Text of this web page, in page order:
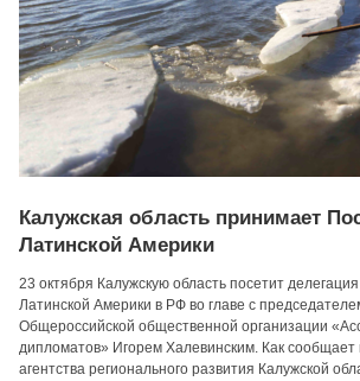
Калужская область принимает
Латинской Америки
23 октября Калужскую область посетит
Латинской Америки в РФ во главе с
Общероссийской общественной организации
дипломатов» Игорем Халевинским. Как сообщает
агентства регионального развития Калужской